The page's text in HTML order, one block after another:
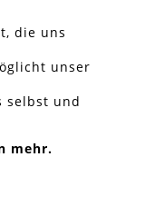
die uns
unser
selbst und
mehr.